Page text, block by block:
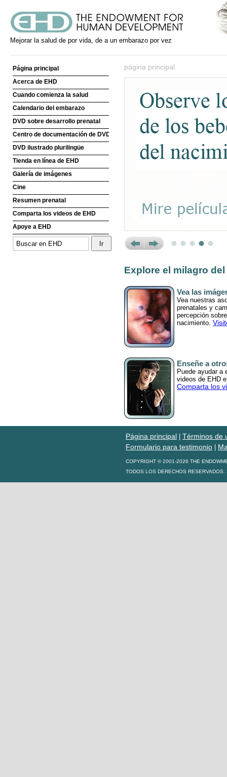
Mejorar la salud de por vida, de a un embarazo por vez
Página principal
Acerca de EHD
Cuando comienza la salud
Calendario del embarazo
DVD sobre desarrollo prenatal
Centro de documentación de DVD
DVD ilustrado plurilingüe
Tienda en línea de EHD
Galería de imágenes
Cine
Resumen prenatal
Comparta los videos de EHD
Apoye a EHD
página principal
Explore el milagro
Vea las
Vea nuestras
prenatales y
percepción
nacimiento.
Enseñe a
Puede ayudar a
videos de EHD
Comparta los
Página principal
Términos de
Formulario para testimonio
COPYRIGHT © 2001-2026 THE
TODOS LOS DERECHOS